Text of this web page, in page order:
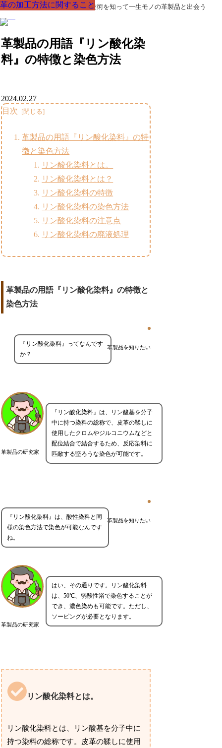
革製品の部品の呼び名・素材・技術を知って一生モノの革製品と出会う
革製品の用語『リン酸化染
料』の特徴と染色方法
革の加工方法に関すること
2024.02.27
目次
革製品の用語『リン酸化染料』の特
徴と染色方法
リン酸化染料とは。
リン酸化染料とは？
リン酸化染料の特徴
リン酸化染料の染色方法
リン酸化染料の注意点
リン酸化染料の廃液処理
革製品の用語『リン酸化染料』の特徴と
染色方法
革製品を知りたい
『リン酸化染料』ってなんです
か？
革製品の研究家
『リン酸化染料』は、リン酸基を分子
中に持つ染料の総称で、皮革の鞣しに
使用したクロムやジルコニウムなどと
配位結合で結合するため、反応染料に
匹敵する堅ろうな染色が可能です。
革製品を知りたい
『リン酸化染料』は、酸性染料と同
様の染色方法で染色が可能なんです
ね。
革製品の研究家
はい、その通りです。リン酸化染料
は、50℃、弱酸性浴で染色することが
でき、濃色染めも可能です。ただし、
ソーピングが必要となります。
リン酸化染料とは。
リン酸化染料とは、リン酸基を分子中に
持つ染料の総称です。皮革の鞣しに使用
革の加工方法に関すること
革の加工方法に関すること
革の加工方法に関すること
革の加工方法に関すること
革の加工方法に関すること
革の加工方法に関すること